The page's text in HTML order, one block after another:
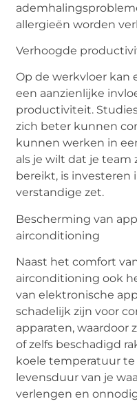
allergieën worden
Verhoogde p
Op de werkvloer kan
een aanzienlijke
productiviteit.
zich beter kunnen
kunnen werken in
als je wilt dat je team
bereikt, is investeren
verstandige zet.
Bescherming van a
airconditioning
Naast het comfort
airconditioning ook
van elektronische
schadelijk zijn voor
apparaten, waardoor
of zelfs beschadigd
koele temperatuur
levensduur van je
verlengen en